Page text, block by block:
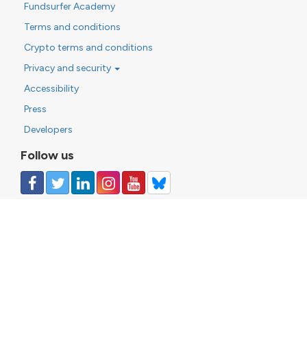
Fundsurfer Academy
Terms and conditions
Crypto terms and conditions
Privacy and security
Accessibility
Press
Developers
Follow us